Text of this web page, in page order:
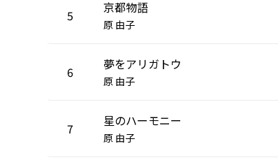
5 京都物語
原 由子
6 夢をアリガトウ
原 由子
7 星のハーモニー
原 由子